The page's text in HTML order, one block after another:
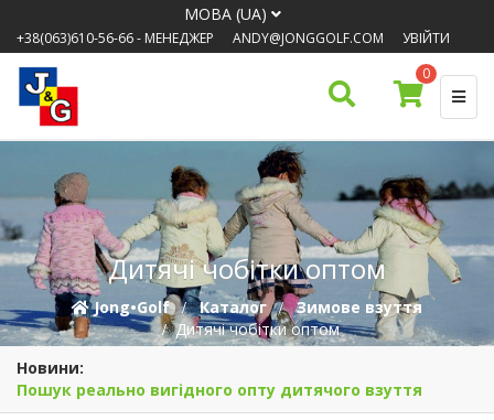
МОВА (UA)
+38(063)610-56-66- МЕНЕДЖЕР ANDY@JONGGOLF.COM
УВІЙТИ
0
Дитячі чобітки оптом
Jong•Golf Каталог
Зимове взуття
Дитячі чобітки оптом
Новини:
Пошук реально вигідного опту дитячого взуття